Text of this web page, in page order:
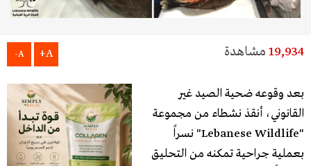
19,934 مشاهدة A+
A-
بعد وقوعه ضحية الصيد غير
القانوني، أنقذ نشطاء من مجموعة
"Lebanese Wildlife" نسراً
بعملية جراحية تمكنه من التحليق